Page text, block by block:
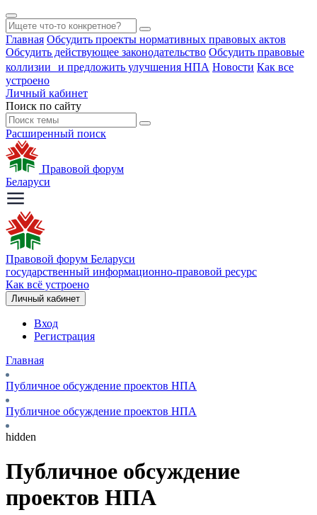
Главная Обсудить проекты нормативных правовых актов
Обсудить действующее законодательство Обсудить правовые
коллизии и предложить улучшения НПА Новости Как все
устроено
Личный кабинет
Поиск по сайту
Расширенный поиск
Правовой форум
Беларуси
Правовой форум Беларуси
государственный информационно-правовой ресурс
Как всё устроено
Личный кабинет
Вход
Регистрация
Главная
Публичное обсуждение проектов НПА
Публичное обсуждение проектов НПА
hidden
Публичное обсуждение
проектов НПА